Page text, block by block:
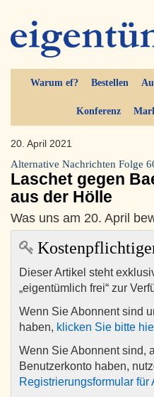
Warum ef? Bestellen
Konferenz
20. April 2021
Alternative Nachrichten Folge
Laschet gegen
aus der Hölle
Was uns am 20. April
Dieser Artikel steht
„eigentümlich frei“ zur
Wenn Sie Abonnent sind
haben, klicken Sie bitte
Wenn Sie Abonnent sind,
Benutzerkonto haben,
Registrierungsformular für